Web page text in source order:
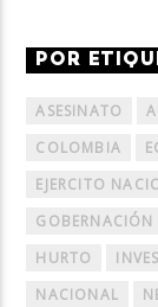
POR
ASESINATO
COLOMBIA
EJERCITO
HURTO
NACIONAL